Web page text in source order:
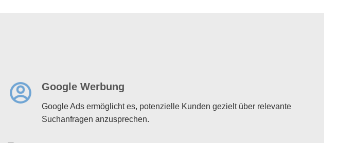
Google Werbung
Google Ads ermöglicht es, potenzielle Kunden gezielt über relevante
Suchanfragen anzusprechen.